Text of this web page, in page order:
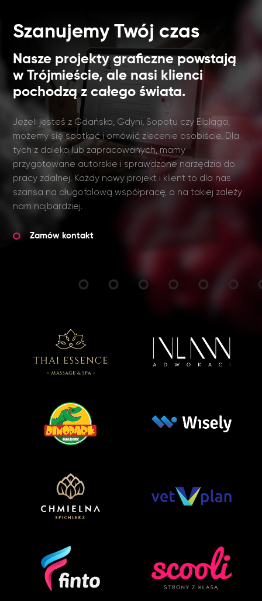
Szanujemy Twój czas
Nasze projekty graficzne powstają
w Trójmieście, ale nasi klienci
pochodzą z całego świata.
Jeżeli jesteś z Gdańska, Gdyni, Sopotu czy Elbląga,
możemy się spotkać i omówić zlecenie osobiście. Dla
tych z daleka lub zapracowanych, mamy
przygotowane autorskie i sprawdzone narzędzia do
pracy zdalnej. Każdy nowy projekt i klient to dla nas
szansa na długofalową współpracę, a na takiej zależy
nam najbardziej.
Zamów kontakt